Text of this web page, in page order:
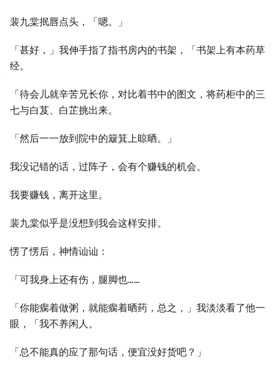
裴九棠抿唇点头，「嗯。」
「甚好，」我伸手指了指书房内的书架，「书架上有本药草
经。
「待会儿就辛苦兄长你，对比着书中的图文，将药柜中的三
七与白芨、白芷挑出来。
「然后一一放到院中的簸箕上晾晒。」
我没记错的话，过阵子，会有个赚钱的机会。
我要赚钱，离开这里。
裴九棠似乎是没想到我会这样安排。
愣了愣后，神情讪讪：
「可我身上还有伤，腿脚也……
「你能瘸着做粥，就能瘸着晒药，总之，」我淡淡看了他一
眼，「我不养闲人。
「总不能真的应了那句话，便宜没好货吧？」